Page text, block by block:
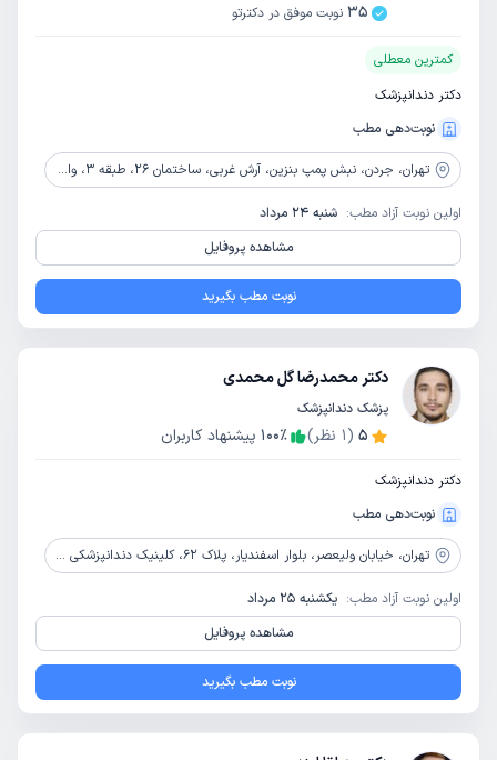
35 نوبت موفق در دکترتو
کمترین معطلی
دکتر دندانپزشک
نوبت‌دهی مطب
تهران، جردن، نبش پمپ بنزین، آرش غربی، ساختمان 26، طبقه 3، واحد 23
اولین نوبت آزاد مطب: شنبه 24 مرداد
مشاهده پروفایل
نوبت مطب بگیرید
دکتر محمدرضا گل محمدی
پزشک دندانپزشک
5
(
1 نظر) 100٪ پیشنهاد کاربران
دکتر دندانپزشک
نوبت‌دهی مطب
تهران، خیابان ولیعصر، بلوار اسفندیار، پلاک 62، کلینیک دندانپزشکی رایا دنتال
اولین نوبت آزاد مطب: یکشنبه 25 مرداد
مشاهده پروفایل
نوبت مطب بگیرید